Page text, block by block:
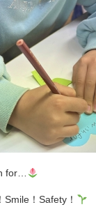
for…
！Safety！